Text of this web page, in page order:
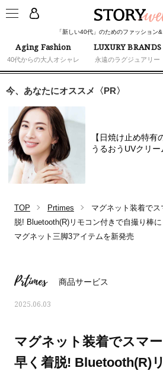
「新しい40代」のためのファッション
Aging Fashion
40代からの大人オシャレ
LUXURY BRANDS
永遠のラグジュアリー
今、あなたにオススメ〈PR〉
【日焼け止め特
うるおうUVクリー
TOP Prtimes
マグネット装着で
脱! Bluetooth(R)リモコン付きで自撮り棒
マグネット三脚3アイテムを新発売
Prtimes 商品サービス
2025.06.03
マグネット装着でスマ
早く着脱! Bluetooth(R)